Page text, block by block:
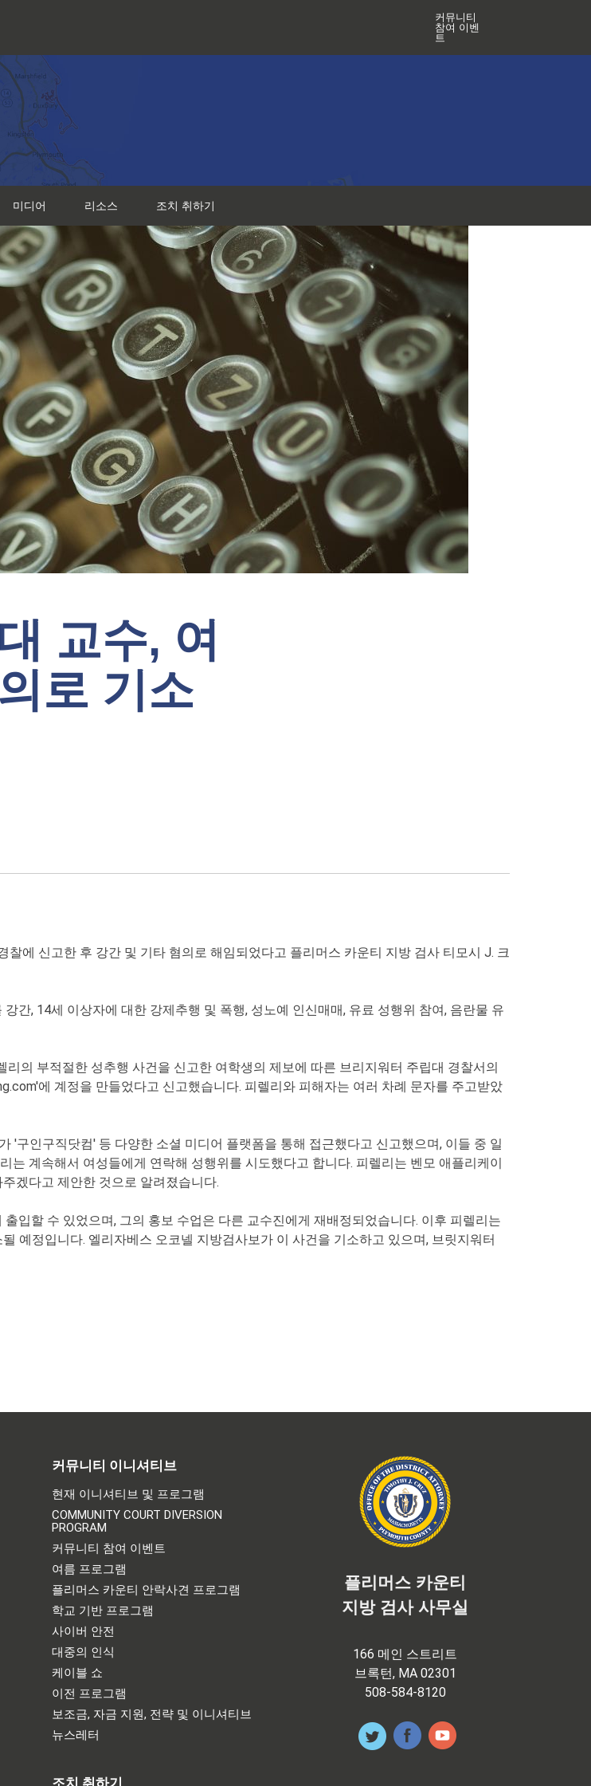
커뮤니티
참여 이벤
트
미디어 리소스 조치 취하기
교수, 여
로 기소
에 신고한 후 강간 및 기타 혐의로 해임되었다고 플리머스 카운티 지방 검사 티모시 J. 크
간, 14세 이상자에 대한 강제추행 및 폭행, 성노예 인신매매, 유료 성행위 참여, 음란물 유
의 부적절한 성추행 사건을 신고한 여학생의 제보에 따른 브리지워터 주립대 경찰서의
에 계정을 만들었다고 신고했습니다. 피렐리와 피해자는 여러 차례 문자를 주고받았
'구인구직닷컴' 등 다양한 소셜 미디어 플랫폼을 통해 접근했다고 신고했으며, 이들 중 일
계속해서 여성들에게 연락해 성행위를 시도했다고 합니다. 피렐리는 벤모 애플리케이
겠다고 제안한 것으로 알려졌습니다.
입할 수 있었으며, 그의 홍보 수업은 다른 교수진에게 재배정되었습니다. 이후 피렐리는
예정입니다. 엘리자베스 오코넬 지방검사보가 이 사건을 기소하고 있으며, 브릿지워터
커뮤니티 이니셔티브
현재 이니셔티브 및 프로그램
COMMUNITY COURT DIVERSION
PROGRAM
커뮤니티 참여 이벤트
여름 프로그램
플리머스 카운티 안락사견 프로그램
학교 기반 프로그램
사이버 안전
대중의 인식
케이블 쇼
이전 프로그램
보조금, 자금 지원, 전략 및 이니셔티브
뉴스레터
플리머스 카운티
지방 검사 사무실
166 메인 스트리트
브록턴, MA 02301
508-584-8120